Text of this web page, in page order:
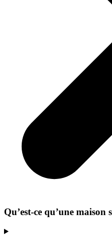
Qu’est-ce qu’une maison